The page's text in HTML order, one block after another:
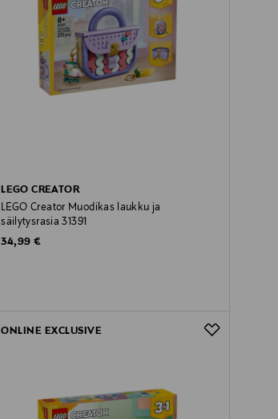
LEGO CREATOR
LEGO Creator Muodikas laukku ja
säilytysrasia 31391
Original Price
34,99 €
ONLINE EXCLUSIVE